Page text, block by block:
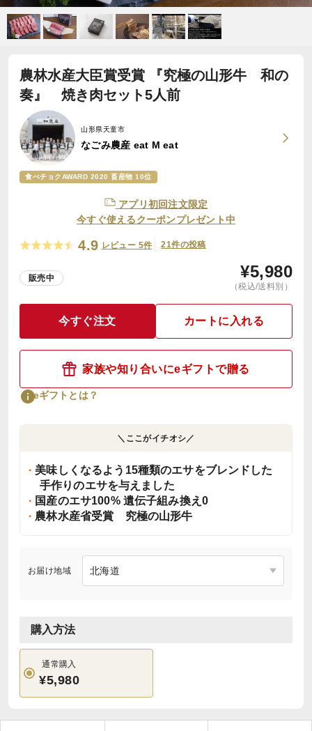
農林水産大臣賞受賞 『究極の山形牛 和の
奏』 焼き肉セット5人前
山形県天童市
なごみ農産 eat M eat
食べチョクAWARD 2020 畜産物 10位
アプリ初回注文限定
今すぐ使えるクーポンプレゼント中
4.9 レビュー 5件 21件の投稿
販売中 ¥5,980
（税込/送料別）
今すぐ注文 カートに入れる
家族や知り合いにeギフトで贈る
eギフトとは？
＼ここがイチオシ／
美味しくなるよう15種類のエサをブレンドした
手作りのエサを与えました
国産のエサ100% 遺伝子組み換え0
農林水産省受賞 究極の山形牛
お届け地域
購入方法
通常購入
¥5,980